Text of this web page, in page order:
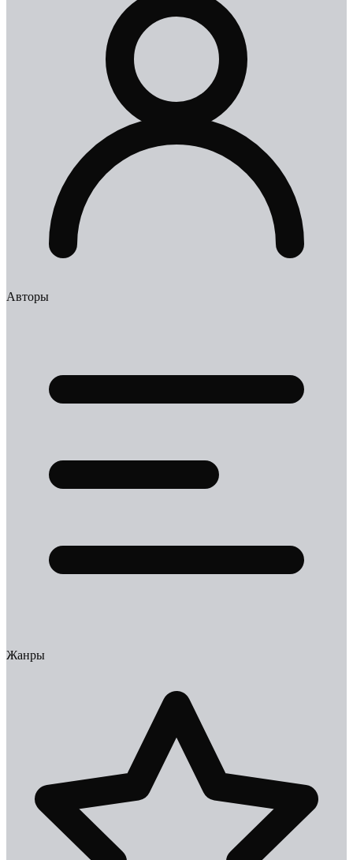
Авторы
Жанры